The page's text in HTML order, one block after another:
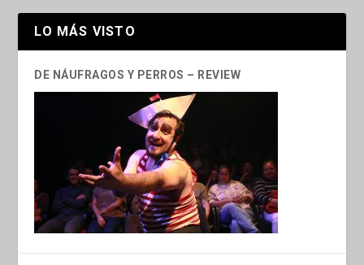
LO MÁS VISTO
DE NÁUFRAGOS Y PERROS – REVIEW